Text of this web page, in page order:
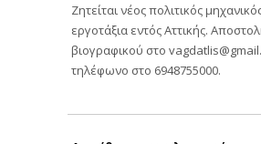
Ζητείται νέος πολιτικός
εργοτάξια εντός Αττικής.
βιογραφικού στο
τηλέφωνο στο 6948755000.